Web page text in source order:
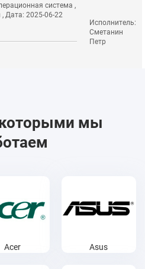
система ,
Дата: 2025-06-22
Исполнитель:
Сметанин
Петр
мы
Acer Asus